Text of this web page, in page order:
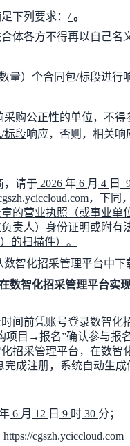
下列要求 ： / 。
体各方不得再以自己名
数量）个合同包/标段进行
购公正性的单位，不
/标段响应，否则，相关响
，请于 2026 年 6 月 4 日
，下同
的营业执照 （或事业单
责人）身份证明或附
）的扫描件） 。
数智化招采管理平台中下
数智化招采管理平台实
间前凭账号登录数智化
项目 →报名”确认参与报
招采管理平台，在数智
完成注册，系统自动生成
6 月 12 日 9 时 30 分；
https://cgszh.yciccloud.com